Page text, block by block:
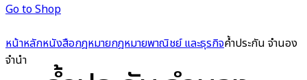
Go to Shop
หน้าหลักหนังสือกฎหมายกฎหมายพาณิชย์ และธุรกิจค้ำประกัน จำนอง
จำนำ